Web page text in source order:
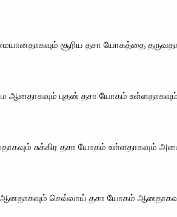
சூரிய தசா யோகத்தை
ஆனதாகவும் புதன் தசா யோகம் உள்ளதாகவும்
சுக்கிர தசா யோகம் உள்ளதாகவும்
ஆனதாகவும் செவ்வாய் தசா யோகம்